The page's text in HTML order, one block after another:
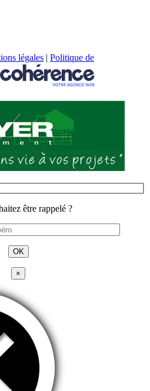
légales | Politique de
être rappelé ?
×